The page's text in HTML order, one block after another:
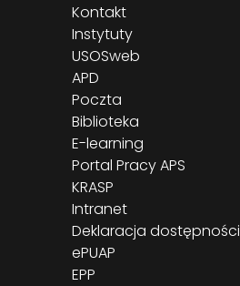
Kontakt
Instytuty
USOSweb
APD
Poczta
Biblioteka
E-learning
Portal Pracy APS
KRASP
Intranet
Deklaracja dostępności
ePUAP
EPP